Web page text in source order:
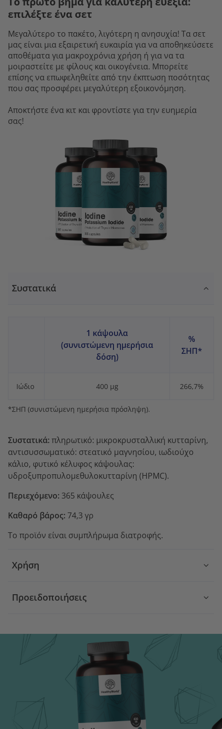
επιλέξτε ένα σετ
Μεγαλύτερο το πακέτο, λιγότερη η ανησυχία! Τα σετ
μας είναι μια εξαιρετική ευκαιρία για να αποθηκεύσετε
αποθέματα για μακροχρόνια χρήση ή για να τα
μοιραστείτε με φίλους και οικογένεια. Μπορείτε
επίσης να επωφεληθείτε από την έκπτωση ποσότητας
που σας προσφέρει μεγαλύτερη εξοικονόμηση.
Αποκτήστε ένα κιτ και φροντίστε για την ευημερία
σας!
Συστατικά
1 κάψουλα
(συνιστώμενη ημερήσια
δόση)
%
ΣΗΠ*
Ιώδιο 400 µg 266,7%
*ΣΗΠ (συνιστώμενη ημερήσια πρόσληψη).
Συστατικά: πληρωτικό: μικροκρυσταλλική κυτταρίνη,
αντισυσσωματικό: στεατικό μαγνησίου, ιωδιούχο
κάλιο, φυτικό κέλυφος κάψουλας:
υδροξυπροπυλομεθυλοκυτταρίνη (HPMC).
Περιεχόμενο: 365 κάψουλες
Καθαρό βάρος: 74,3 γρ
Το προϊόν είναι συμπλήρωμα διατροφής.
Χρήση
Προειδοποιήσεις